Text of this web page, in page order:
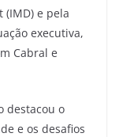
e pela
executiva,
Cabral e
destacou o
e os desafios